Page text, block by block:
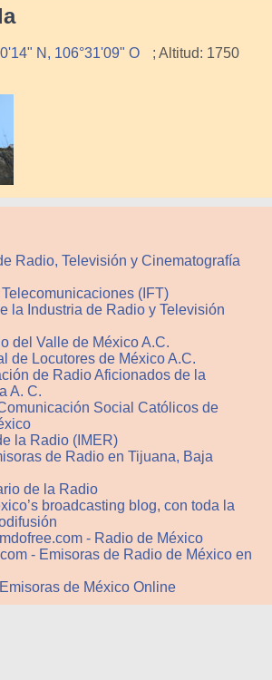
N, 106°31'09" O
; Altitud: 1750
Radio, Televisión y Cinematografía
(IFT)
la Industria de Radio y Televisión
del Valle de México A.C.
de Locutores de México A.C.
de Radio Aficionados de la
A. C.
Social Católicos de
la Radio (IMER)
de Radio en Tijuana, Baja
de la Radio
broadcasting blog, con toda la
- Radio de México
- Emisoras de Radio de México en
de México Online